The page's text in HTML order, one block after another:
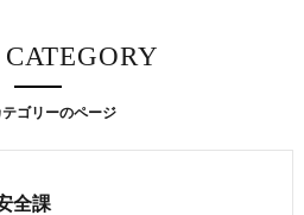
テゴリーのページ
全課